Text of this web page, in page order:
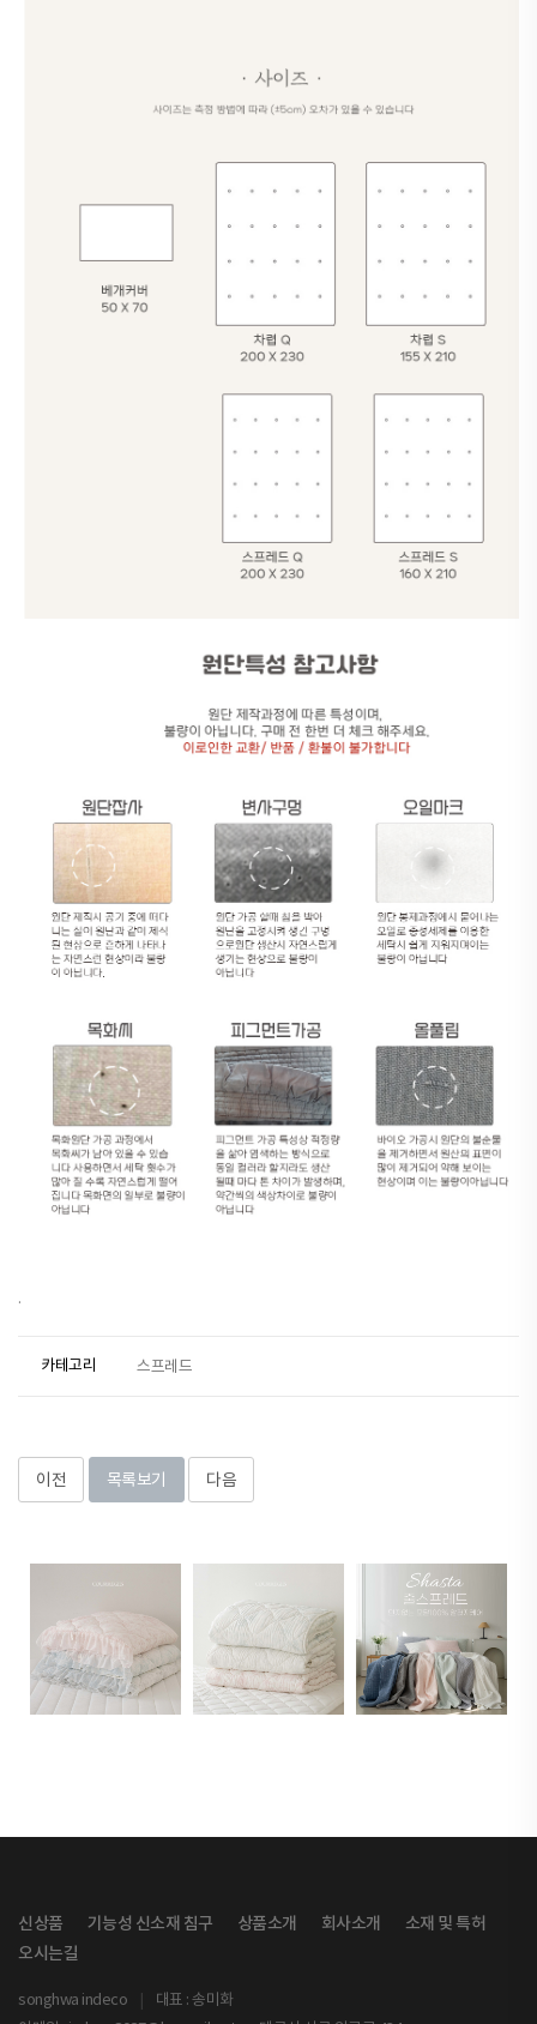
.
카테고리 스프레드
이전 목록보기 다음
신상품 기능성 신소재 침구 상품소개 회사소개
소재 및 특허
오시는길
songhwa indeco |
대표 : 송미화